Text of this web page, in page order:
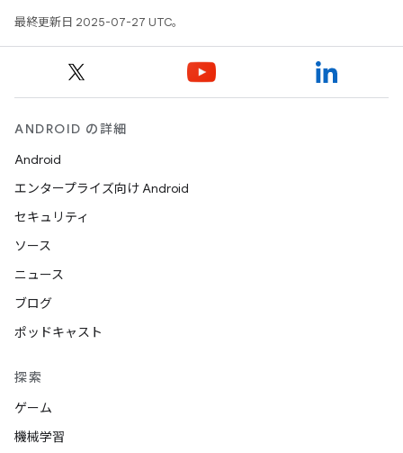
最終更新日 2025-07-27 UTC。
ANDROID の詳細
Android
エンタープライズ向け Android
セキュリティ
ソース
ニュース
ブログ
ポッドキャスト
探索
ゲーム
機械学習